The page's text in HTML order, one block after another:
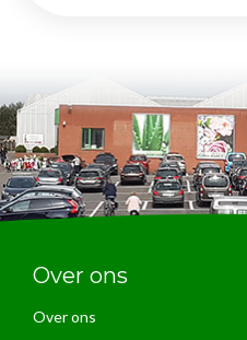
Over ons
Over ons